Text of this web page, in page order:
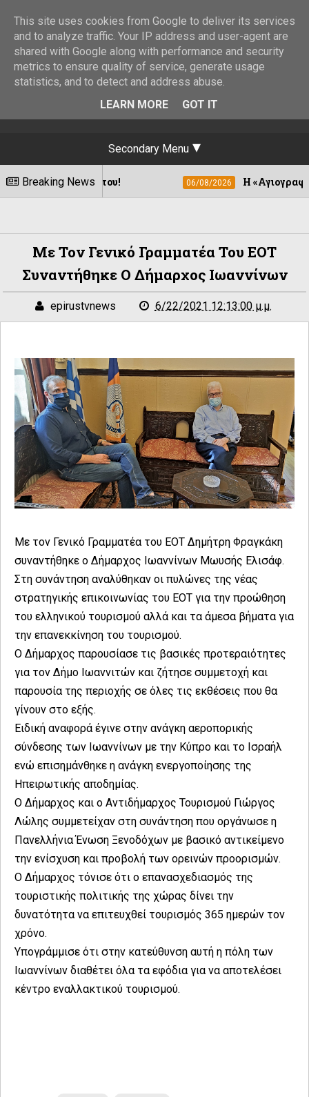
Secondary Menu
Breaking News 06/08/2026 Η «Αγιογραφία των
Με Τον Γενικό Γραμματέα Του ΕΟΤ
Συναντήθηκε Ο Δήμαρχος Ιωαννίνων
epirustvnews 6/22/2021 12:13:00 μ.μ.
Με τον Γενικό Γραμματέα του ΕΟΤ Δημήτρη Φραγκάκη
συναντήθηκε ο Δήμαρχος Ιωαννίνων Μωυσής Ελισάφ.
Στη συνάντηση αναλύθηκαν οι πυλώνες της νέας
στρατηγικής επικοινωνίας του ΕΟΤ για την προώθηση
του ελληνικού τουρισμού αλλά και τα άμεσα βήματα για
την επανεκκίνηση του τουρισμού.
Ο Δήμαρχος παρουσίασε τις βασικές προτεραιότητες
για τον Δήμο Ιωαννιτών και ζήτησε συμμετοχή και
παρουσία της περιοχής σε όλες τις εκθέσεις που θα
γίνουν στο εξής.
Ειδική αναφορά έγινε στην ανάγκη αεροπορικής
σύνδεσης των Ιωαννίνων με την Κύπρο και το Ισραήλ
ενώ επισημάνθηκε η ανάγκη ενεργοποίησης της
Ηπειρωτικής αποδημίας.
Ο Δήμαρχος και ο Αντιδήμαρχος Τουρισμού Γιώργος
Λώλης συμμετείχαν στη συνάντηση που οργάνωσε η
Πανελλήνια Ένωση Ξενοδόχων με βασικό αντικείμενο
την ενίσχυση και προβολή των ορεινών προορισμών.
Ο Δήμαρχος τόνισε ότι ο επανασχεδιασμός της
τουριστικής πολιτικής της χώρας δίνει την
δυνατότητα να επιτευχθεί τουρισμός 365 ημερών τον
χρόνο.
Υπογράμμισε ότι στην κατεύθυνση αυτή η πόλη των
Ιωαννίνων διαθέτει όλα τα εφόδια για να αποτελέσει
κέντρο εναλλακτικού τουρισμού.
This site uses cookies from Google to deliver its services
and to analyze traffic. Your IP address and user-agent are
shared with Google along with performance and security
metrics to ensure quality of service, generate usage
statistics, and to detect and address abuse.
LEARN MORE
GOT IT